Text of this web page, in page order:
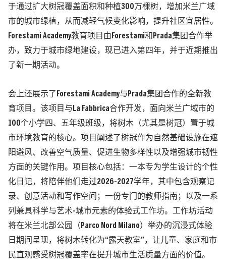
于通过扩大树冠覆盖面积和种植300万棵树，增加米兰广域
市的城市绿植，从而减轻气候变化影响，提升社区宜居性。
Forestami Academy教育项目由Forestami和Prada集团合作举
办，致力于城市绿地建设，现已进入第四年，并于近期推出
了新一期活动。
会上还展示了Forestami Academy与Prada集团合作的全新教
育项目。该项目与La Fabbrica合作开发，面向米兰广域市的
100个小学四、五年级班级，将树木（尤其是树冠）置于城
市环境教育的核心。项目阐述了树冠作为自然基础设施在遮
阳避风、改善空气质量、促进生物多样性以及增强城市韧性
方面的关键作用。项目核心包括：一本专为学生设计的个性
化日记，将陪伴他们走过2026-2027学年，其中包含观察记
录、创意活动和写作空间；一份专门的教师指南；以及一系
列兼具科学与艺术-城市元素的体验式工作坊。工作坊活动
将在米兰北部公园（Parco Nord Milano）举办的沉浸式体验
日期间呈现，将树木转化为“露天教室”，让儿童、家庭和市
民直观感受树冠覆盖率在提升城市生活质量方面的价值。